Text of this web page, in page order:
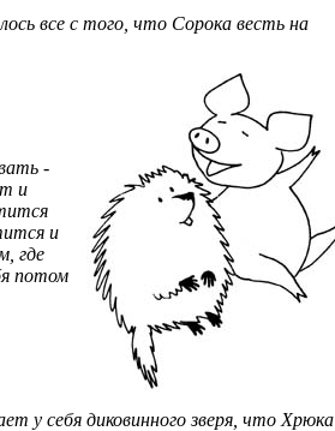
все с того, что Сорока весть на
-
и
и
где
потом
у себя диковинного зверя, что Хрюка